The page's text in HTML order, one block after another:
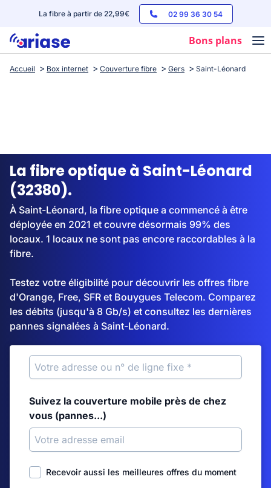
La fibre à partir de 22,99€ 02 99 36 30 54
Bons plans
Box internet
Streaming
Accueil Box internet Couverture fibre Gers Saint-Léonard
La fibre optique à Saint-Léonard
(32380).
À Saint-Léonard, la fibre optique a commencé à être
déployée en 2021 et couvre désormais 99% des
locaux. 1 locaux ne sont pas encore raccordables à la
fibre.
Testez votre éligibilité pour découvrir les offres fibre
d'Orange, Free, SFR et Bouygues Telecom. Comparez
les débits (jusqu'à 8 Gb/s) et consultez les dernières
pannes signalées à Saint-Léonard.
Suivez la couverture mobile près de chez
vous (pannes...)
Recevoir aussi les meilleures offres du moment